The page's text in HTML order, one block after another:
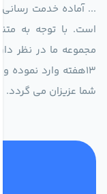
... آماده خدمت
است. با توجه به
مجموعه ما در نظر
13هفته وارد
شما عزیزان می گردد.